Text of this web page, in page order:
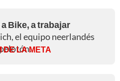
Bike, a trabajar
el equipo neerlandés
DE LA META